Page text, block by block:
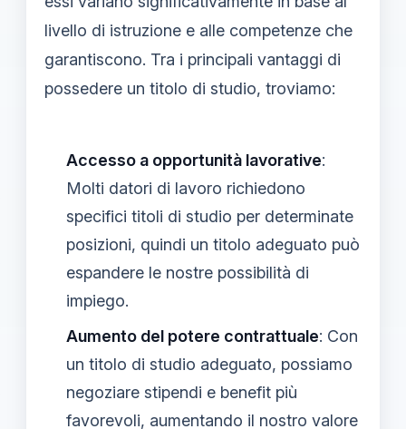
livello di istruzione e alle competenze che
garantiscono. Tra i principali vantaggi di
possedere un titolo di studio, troviamo:
Accesso a opportunità lavorative:
Molti datori di lavoro richiedono
specifici titoli di studio per determinate
posizioni, quindi un titolo adeguato può
espandere le nostre possibilità di
impiego.
Aumento del potere contrattuale: Con
un titolo di studio adeguato, possiamo
negoziare stipendi e benefit più
favorevoli, aumentando il nostro valore